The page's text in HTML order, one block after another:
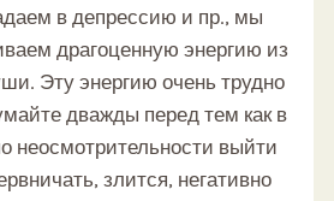
в депрессию и пр., мы
драгоценную энергию из
Эту энергию очень трудно
дважды перед тем как в
неосмотрительности выйти
злится, негативно